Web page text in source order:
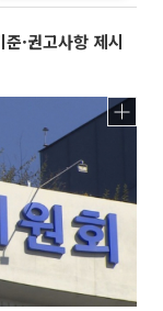
·권고사항 제시